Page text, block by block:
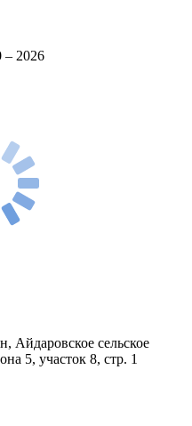
2026
Айдаровское сельское
5, участок 8, стр. 1